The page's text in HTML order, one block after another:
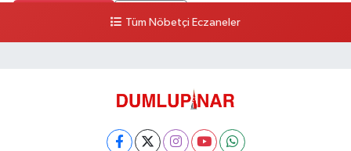
Yol Tarifi Al
Tüm Nöbetçi Eczaneler